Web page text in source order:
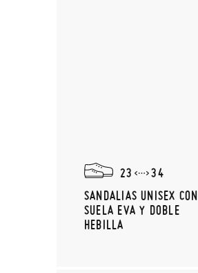
23
34
SANDALIAS UNISEX CON
SUELA EVA Y DOBLE
HEBILLA